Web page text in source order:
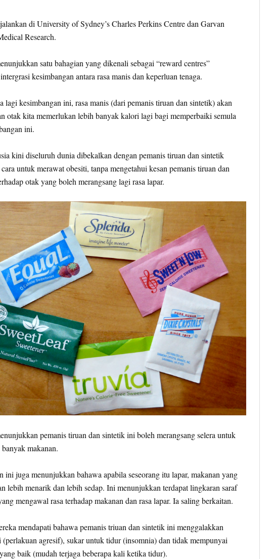
di University of Sydney’s Charles Perkins Centre dan Garvan
Research.
satu bahagian yang dikenali sebagai “reward centres”
kesimbangan antara rasa manis dan keperluan tenaga.
lagi kesimbangan ini, rasa manis (dari pemanis tiruan dan sintetik) akan
otak kita memerlukan lebih banyak kalori lagi bagi memperbaiki semula
ini.
kini diseluruh dunia dibekalkan dengan pemanis tiruan dan sintetik
cara untuk merawat obesiti, tanpa mengetahui kesan pemanis tiruan dan
otak yang boleh merangsang lagi rasa lapar.
pemanis tiruan dan sintetik ini boleh merangsang selera untuk
makanan.
ini juga menunjukkan bahawa apabila seseorang itu lapar, makanan yang
lebih menarik dan lebih sedap. Ini menunjukkan terdapat lingkaran saraf
mengawal rasa terhadap makanan dan rasa lapar. Ia saling berkaitan.
mendapati bahawa pemanis triuan dan sintetik ini menggalakkan
agresif), sukar untuk tidur (insomnia) dan tidak mempunyai
baik (mudah terjaga beberapa kali ketika tidur).